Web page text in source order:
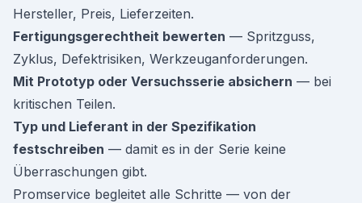
Hersteller, Preis, Lieferzeiten.
Fertigungsgerechtheit bewerten — Spritzguss,
Zyklus, Defektrisiken, Werkzeuganforderungen.
Mit Prototyp oder Versuchsserie absichern — bei
kritischen Teilen.
Typ und Lieferant in der Spezifikation
festschreiben — damit es in der Serie keine
Überraschungen gibt.
Promservice begleitet alle Schritte — von der